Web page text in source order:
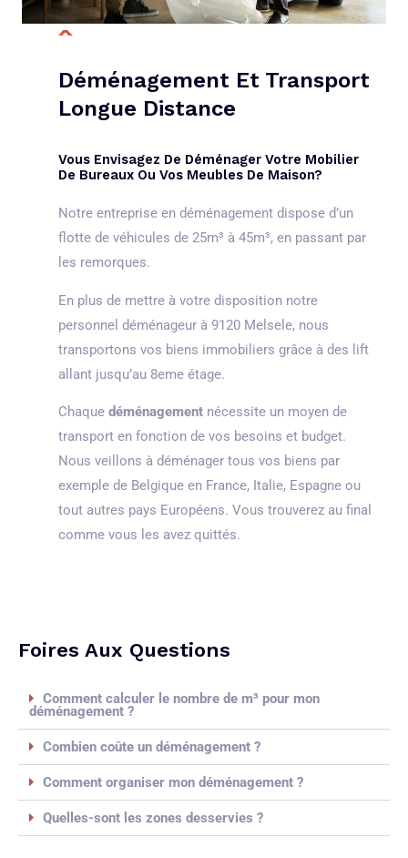
Déménagement Et Transport
Longue Distance
Vous Envisagez De Déménager Votre Mobilier
De Bureaux Ou Vos Meubles De Maison?
Notre entreprise en déménagement dispose d’un
flotte de véhicules de 25m³ à 45m³, en passant par
les remorques.
En plus de mettre à votre disposition notre
personnel déménageur à 9120 Melsele, nous
transportons vos biens immobiliers grâce à des lift
allant jusqu’au 8eme étage.
Chaque déménagement nécessite un moyen de
transport en fonction de vos besoins et budget.
Nous veillons à déménager tous vos biens par
exemple de Belgique en France, Italie, Espagne ou
tout autres pays Européens. Vous trouverez au final
comme vous les avez quittés.
Foires Aux Questions
Comment calculer le nombre de m³ pour mon
déménagement ?
Combien coûte un déménagement ?
Comment organiser mon déménagement ?
Quelles-sont les zones desservies ?